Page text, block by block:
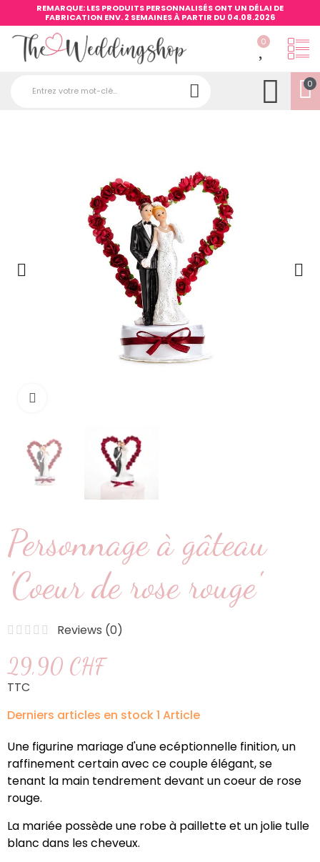
REMARQUE: LES PRODUITS PERSONNALISÉS ONT UN DÉLAI DE
FABRICATION ENV. 2 SEMAINES À PARTIR DU 04.08.2026
0
0
Personnage à gâteau
'Coeur de rose rouge'
Reviews (0)
29,90 CHF
TTC
Derniers articles en stock1 Article
Une figurine mariage d'une ecéptionnelle finition, un
raffinement certain avec ce couple élégant, se
tenant la main tendrement devant un coeur de rose
rouge.
La mariée possède une robe à paillette et un jolie tulle
blanc dans les cheveux.